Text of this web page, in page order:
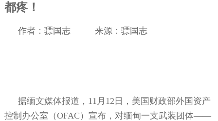
都疼！
作者：骠国志 来源：骠国志
据缅文媒体报道， 11 月 12 日，美国财政部外国资产
控制办公室（OFAC ）宣布，对缅甸一支武装团体——